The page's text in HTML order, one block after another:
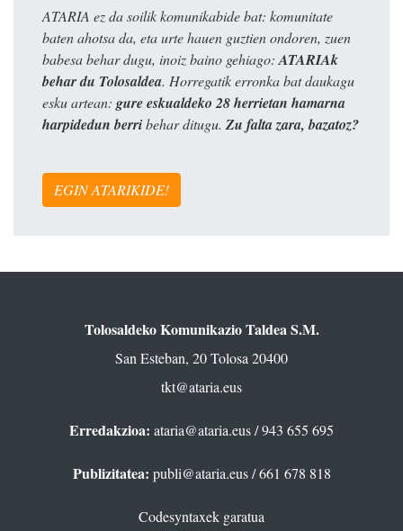
ATARIA ez da soilik komunikabide bat: komunitate
baten ahotsa da, eta urte hauen guztien ondoren, zuen
babesa behar dugu, inoiz baino gehiago: ATARIAk
behar du Tolosaldea. Horregatik erronka bat daukagu
esku artean: gure eskualdeko 28 herrietan hamarna
harpidedun berribehar ditugu. Zu falta zara, bazatoz?
EGIN ATARIKIDE!
Tolosaldeko Komunikazio Taldea S.M.
San Esteban, 20 Tolosa 20400
tkt@ataria.eus
Erredakzioa: ataria@ataria.eus/ 943 655 695
Publizitatea: publi@ataria.eus/ 661 678 818
Codesyntaxek garatua